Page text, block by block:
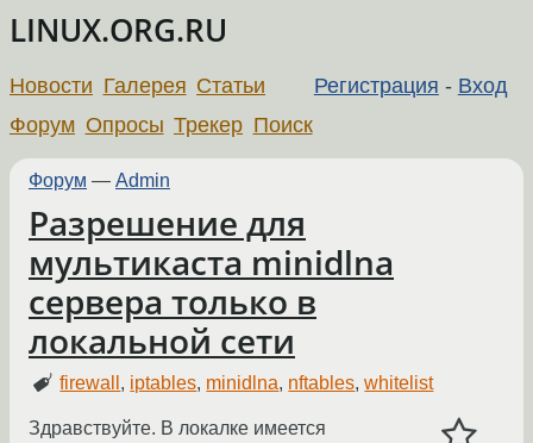
LINUX.ORG.RU
Регистрация - Вход
Новости Галерея Статьи
Форум Опросы Трекер Поиск
Форум — Admin
Разрешение для
мультикаста minidlna
сервера только в
локальной сети
firewall , iptables, minidlna, nftables,whitelist
Здравствуйте. В локалке имеется